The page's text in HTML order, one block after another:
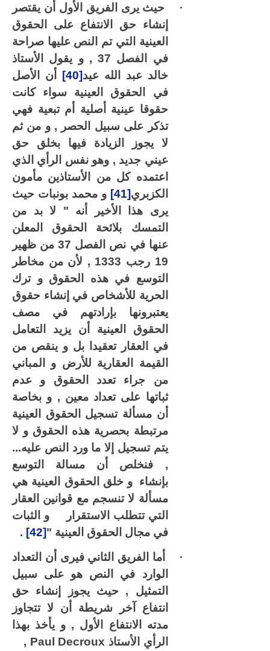
حيث يرى الفريق الأول أن يقتصر
إنشاء حق الانتفاع على الحقوق
العينية التي تم النص عليها صراحة
في الفصل 37 , و يقول الأستاذ
خالد عبد الله عيد [40]أن الأصل
في الحقوق العينية سواء كانت
حقوقا عينية أصلية أم تبعية فهي
تذكر على سبيل الحصر , و من ثم
لا يجوز الزيادة فيها بخلق حق
عيني جديد , وهو نفس الرأي الذي
اعتمده كل من الأستاذين مأمون
الكزبري[41]و محمد بونبات حيث
يرى هذا الأخير أنه " لا بد من
التمسك بلائحة الحقوق المعلن
عنها في نص الفصل 37 من ظهير
19 رجب 1333 , لأن من مخاطر
التوسع في هذه الحقوق و ترك
الحرية للأشخاص في إنشاء حقوق
يعتبرونها بإرادتهم في مصف
الحقوق العينية أن يزيد التعامل
في العقار تعقيدا بل و ينقص من
القيمة العقارية للأرض و المباني
من جراء تعدد الحقوق و عدم
ثباتها على تعداد معين , و بخاصة
أن مسألة تسجيل الحقوق العينية
مرتبطة بحصرية هذه الحقوق و لا
يتم تسجيل إلا ما ورد النص عليه...
, فنخلص أن مسالة التوسع
بإنشاء و خلق الحقوق العينية هي
مسألة لا تنسجم مع قوانين العقار
التي تتطلب الاستقرار
و الثبات
في مجال الحقوق العينية "[42]
.
أما الفريق الثاني فيرى أن التعداد
الوارد في النص هو على سبيل
التمثيل , حيث يجوز إنشاء حق
انتفاع آخر شريطة أن لا تتجاوز
مدته الانتفاع الأول , و يأخذ بهذا
الرأي الأستاذPaul Decroux
,